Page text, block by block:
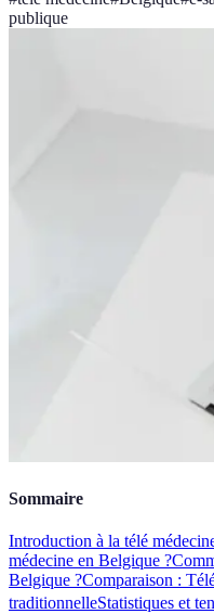
publique
Sommaire
Introduction à la télé
médecine en Belgique ?
Belgique ?Comparaison :
traditionnelleStatistiques et